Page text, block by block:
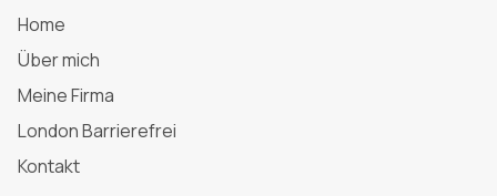
Home
Über mich
Meine Firma
London Barrierefrei
Kontakt